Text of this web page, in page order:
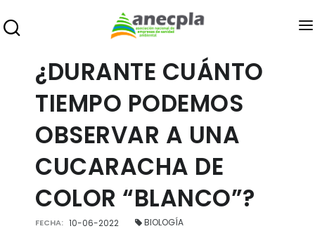
SANIDAD AMBIENTAL
PREMIOS
FORMACIÓN
EMPLEO
INFOPLAGAS
EXPOCIDA
¿DURANTE CUÁNTO
TIEMPO PODEMOS
OBSERVAR A UNA
CUCARACHA DE
COLOR “BLANCO”?
FECHA: 10-06-2022 BIOLOGÍA